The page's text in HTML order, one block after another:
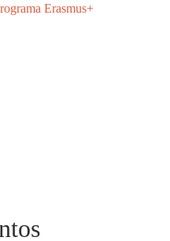
Erasmus+